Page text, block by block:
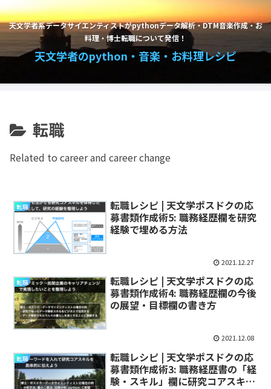
天文学者系データサイエンティストがpythonデータ解析・DTM音楽作成・お
料理・博士転職について発信！
天文学者のpython・音楽・お料理レシピ
転職
Related to career and career change
転職
転職レシピ | 天文学ポスドクの応
募書類作成術5: 職務経歴欄を研究
経験で埋める方法
2021.12.27
転職
転職レシピ | 天文学ポスドクの応
募書類作成術4: 職務経歴欄の今後
の展望・目標欄の書き方
2021.12.08
転職
転職レシピ | 天文学ポスドクの応
募書類作成術3: 職務経歴書の「経
験・スキル」欄に研究コアスキル